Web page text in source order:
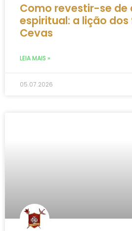
Como revestir-se de
espiritual: a lição dos
Cevas
LEIA MAIS »
05.07.2026